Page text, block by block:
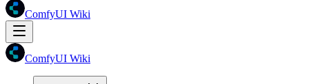
ComfyUI Wiki
ComfyUI Wiki